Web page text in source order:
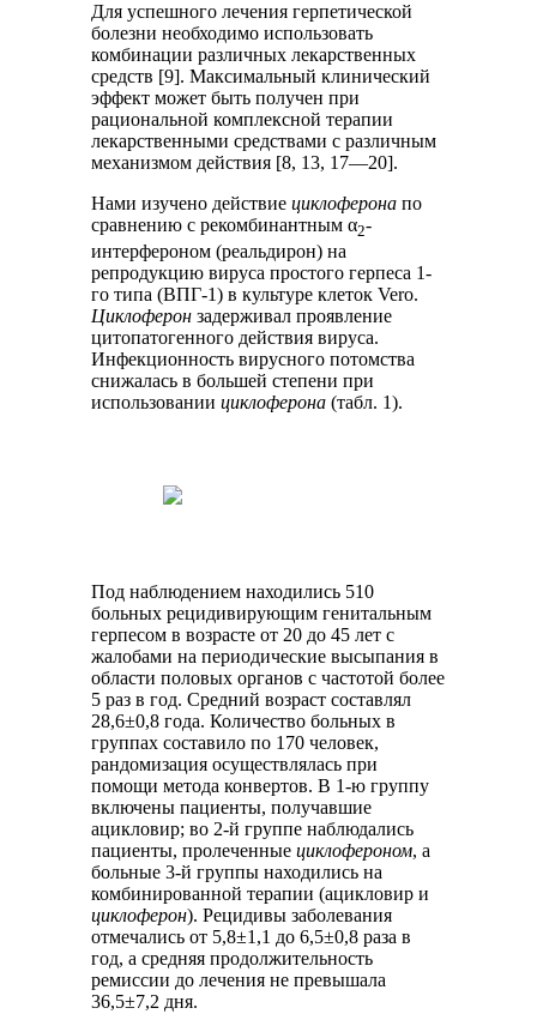
Для успешного лечения герпетической
болезни необходимо использовать
комбинации различных лекарственных
средств [9]. Максимальный клинический
эффект может быть получен при
рациональной комплексной терапии
лекарственными средствами с различным
механизмом действия [8, 13, 17—20].
Нами изучено действиециклоферона по
сравнению с рекомбинантным α2-
интерфероном (реальдирон) на
репродукцию вируса простого герпеса 1-
го типа (ВПГ-1) в культуре клеток Vero.
Циклоферон задерживал проявление
цитопатогенного действия вируса.
Инфекционность вирусного потомства
снижалась в большей степени при
использованиициклоферона (табл. 1).
Под наблюдением находились 510
больных рецидивирующим генитальным
герпесом в возрасте от 20 до 45 лет с
жалобами на периодические высыпания в
области половых органов с частотой более
5 раз в год. Средний возраст составлял
28,6±0,8 года. Количество больных в
группах составило по 170 человек,
рандомизация осуществлялась при
помощи метода конвертов. В 1-ю группу
включены пациенты, получавшие
ацикловир; во 2-й группе наблюдались
пациенты, пролеченныециклофероном, а
больные 3-й группы находились на
комбинированной терапии (ацикловир и
циклоферон). Рецидивы заболевания
отмечались от 5,8±1,1 до 6,5±0,8 раза в
год, а средняя продолжительность
ремиссии до лечения не превышала
36,5±7,2 дня.